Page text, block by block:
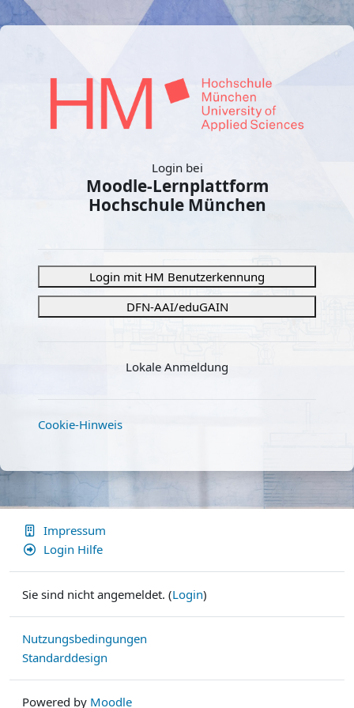
Zum Hauptinhalt
Login bei
Moodle-Lernplattform
Hochschule München
Anmelden bei 'Moodle-
Login mit HM Benutzerkennung
DFN-AAI/eduGAIN
Lokale Anmeldung
Cookie-Hinweis
Impressum
Login Hilfe
Sie sind nicht angemeldet. (Login)
Nutzungsbedingungen
Standarddesign
Powered by Moodle